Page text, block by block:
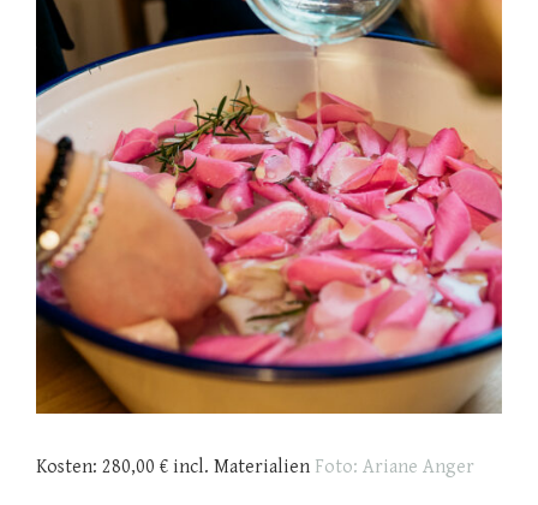
Kosten: 280,00 € incl. Materialien Foto: Ariane Anger